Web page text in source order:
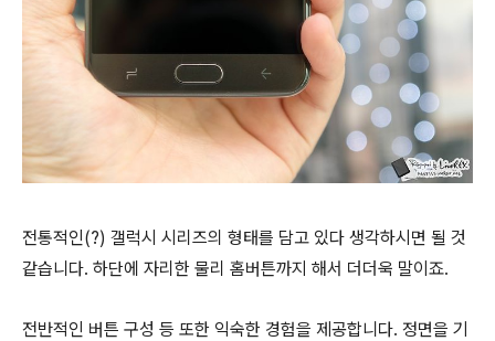
전통적인(?) 갤럭시 시리즈의 형태를 담고 있다 생각하시면 될 것
같습니다. 하단에 자리한 물리 홈버튼까지 해서 더더욱 말이죠.
전반적인 버튼 구성 등 또한 익숙한 경험을 제공합니다. 정면을 기